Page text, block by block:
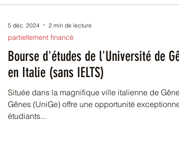
Bourse d'études de l'Université de
en Italie (sans IELTS)
Située dans la magnifique ville italienne de
Gênes (UniGe) offre une opportunité
étudiants...
partiellement financé
5 déc. 2024 2 min de lecture